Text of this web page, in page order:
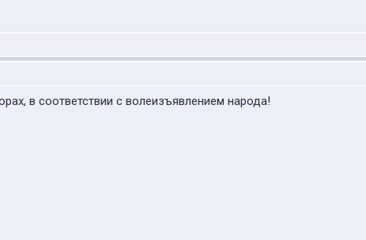
в соответствии с волеизъявлением народа!